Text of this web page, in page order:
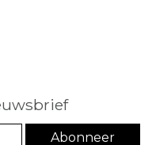
Abonneer